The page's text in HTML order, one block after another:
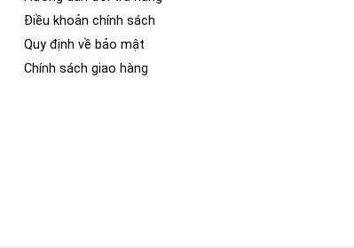
Điều khoản chính sách
Quy định về bảo mật
Chính sách giao hàng